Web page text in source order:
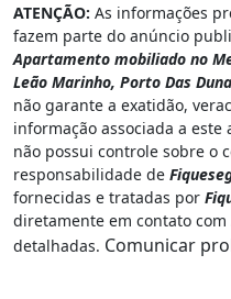
ATENÇÃO: As informações
fazem parte do anúncio
Apartamento mobiliado no
Leão Marinho, Porto Das
não garante a exatidão,
informação associada a este
não possui controle sobre o
responsabilidade de
fornecidas e tratadas por
diretamente em contato com
detalhadas. Comunicar